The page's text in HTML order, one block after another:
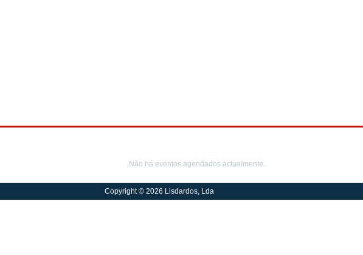
Não há eventos agendados actualmente.
Copyright © 2026 Lisdardos, Lda